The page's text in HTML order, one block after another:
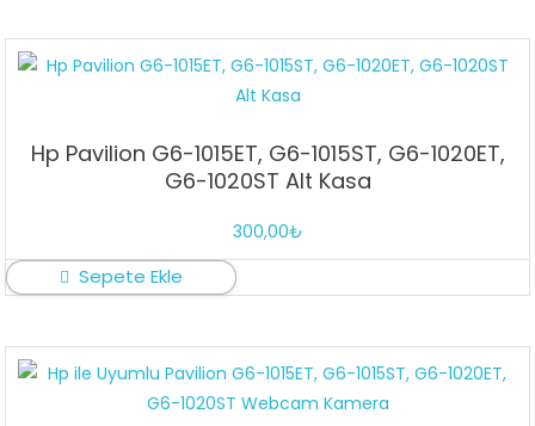
Hp Pavilion G6-1015ET, G6-1015ST, G6-1020ET,
G6-1020ST Alt Kasa
300,00₺
Sepete Ekle